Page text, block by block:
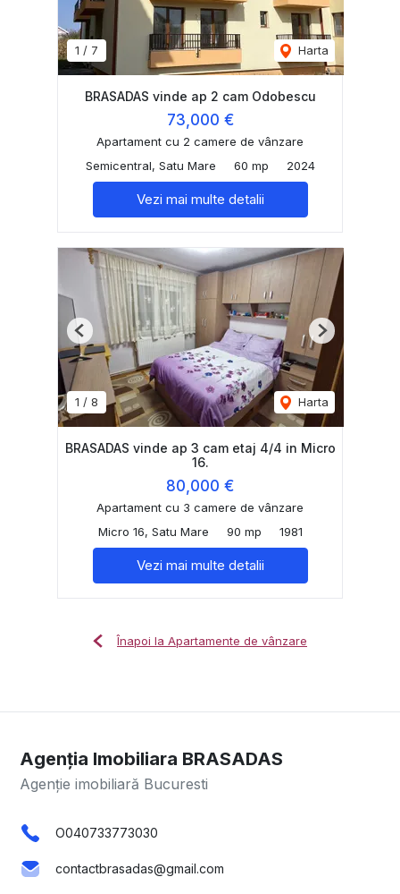
1 / 7 Harta
BRASADAS vinde ap 2 cam Odobescu
73,000 €
Apartament cu 2 camere de vânzare
Semicentral, Satu Mare
60 mp 2024
Vezi mai multe detalii
1 / 8 Harta
Previous Next
BRASADAS vinde ap 3 cam etaj 4/4 in Micro
16.
80,000 €
Apartament cu 3 camere de vânzare
Micro 16, Satu Mare
90 mp 1981
Vezi mai multe detalii
Înapoi la Apartamente de vânzare
Agenția Imobiliara BRASADAS
Agenție imobiliară Bucuresti
O040733773030
contactbrasadas@gmail.com